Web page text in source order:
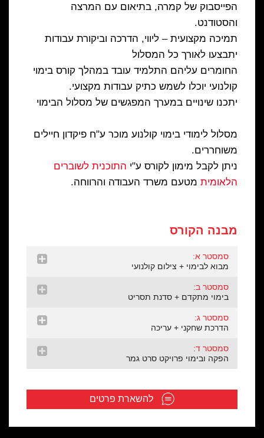
הפייסבוק של קמרה, בתיאום עם המרצה
והסטודנט.
תמיכה מקצועית – ליווי, הדרכה וביקורת עבודות
יתבצעו לאורך כל המסלול
החומרים עליהם התלמיד עובד במהלך קורס בימוי
קולנועי יוכלו לשמש כתיק עבודות מקצועי.
יתכנו שינויים במערך המפגשים של מסלול הבימוי
מסלול לימודי בימוי קולנוע מוכר ע"ח פיקדון חיילים
משוחררים.
ניתן לקבל מימון לקורס ע"י התוכנית לשוברים
הלאומית מטעם משרד העבודה והרווחה.
מבנה הקורס
סמסטר א:
מבוא לבימוי + צילום קולנועי
סמסטר ב:
בימוי מתקדם + סדנת תסריט
סמסטר ג:
הדרכת שחקני + עריכה
סמסטר ד:
הפקה ובימוי פרויקט סרט גמר
להשארת פרטים